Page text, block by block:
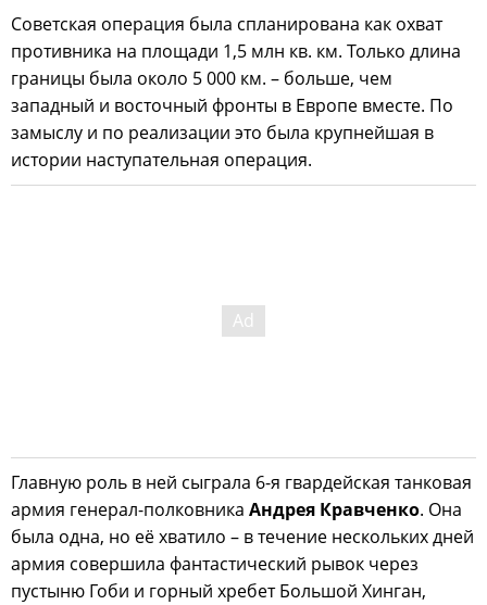
Советская операция была спланирована как охват
противника на площади 1,5 млн кв. км. Только длина
границы была около 5 000 км. – больше, чем
западный и восточный фронты в Европе вместе. По
замыслу и по реализации это была крупнейшая в
истории наступательная операция.
Главную роль в ней сыграла 6-я гвардейская танковая
армия генерал-полковника Андрея Кравченко. Она
была одна, но её хватило – в течение нескольких дней
армия совершила фантастический рывок через
пустыню Гоби и горный хребет Большой Хинган,